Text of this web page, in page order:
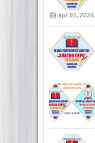
apr 01, 2024